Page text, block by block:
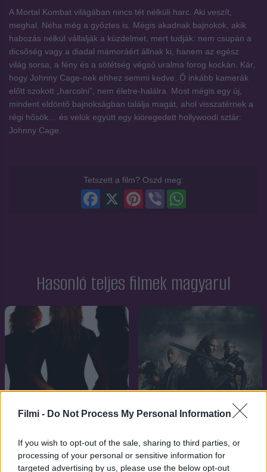
Filmi - Do Not Process My Personal Information
If you wish to opt-out of the sale, sharing to third parties, or
processing of your personal or sensitive information for
targeted advertising by us, please use the below opt-out
A Mortal Kombat világában nincs tét nélküli harc. Aki veszít,
meghal. Néha még a győztes is. Mégis akadnak bajnokok, akik
habozás nélkül vállalják a küzdelmet, mert tudják: nem csupán a
dicsőség vagy a diadal mámoráért állnak ki, hanem az egész
világ sorsa, a fény és a sötétség végső uralma forog kockán. Kár,
hogy Johnny Cage-nek ehhez semmi kedve. Ő inkább kamerák
előtt szokott „harcolni”, nem életre-halálra. Most mégis egy új,
mindent eldöntő bajnokságban találja magát, ahol visszatérnek a
régi hősök… és velük együtt egy kiöregedett hollywoodi sztár:
Johnny Cage.
Tetszett a film? Oszd meg:
Viber
Pinterest
Facebook
Hasonló teljes filmek magyarul